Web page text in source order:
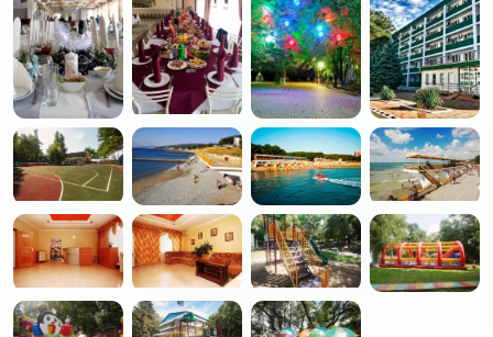
Банкетный зал
Спорт
Теннисный корт
Волейбольная площадка
Мини‑футбольное поле
Спортивная площадка